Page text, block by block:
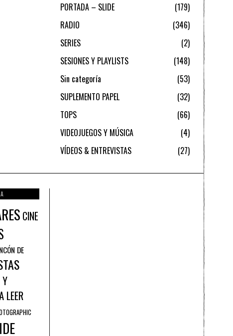
PORTADA – SLIDE
179
RADIO
346
SERIES
2
SESIONES Y PLAYLISTS
148
Sin categoría
53
SUPLEMENTO PAPEL
32
TOPS
66
VIDEOJUEGOS Y MÚSICA
4
VÍDEOS & ENTREVISTAS
27
CINE
DE
LEER